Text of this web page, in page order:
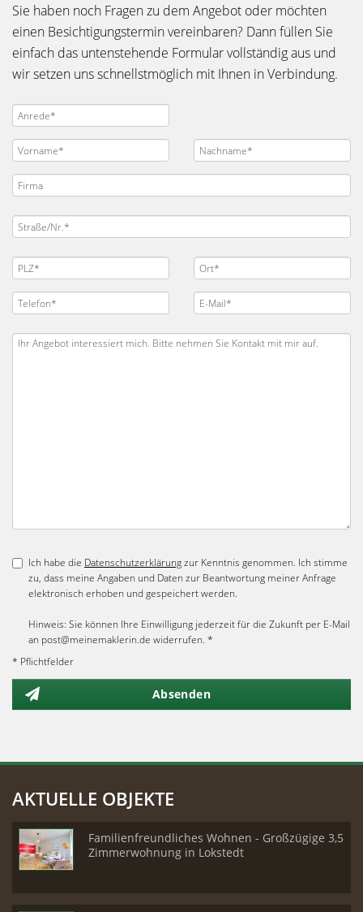
Sie haben noch Fragen zu dem Angebot oder möchten
einen Besichtigungstermin vereinbaren? Dann füllen Sie
einfach das untenstehende Formular vollständig aus und
wir setzen uns schnellstmöglich mit Ihnen in Verbindung.
Ich habe die Datenschutzerklärungzur Kenntnis genommen. Ich stimme
zu, dass meine Angaben und Daten zur Beantwortung meiner Anfrage
elektronisch erhoben und gespeichert werden.
Hinweis: Sie können Ihre Einwilligung jederzeit für die Zukunft per E-Mail
an post@meinemaklerin.de widerrufen. *
* Pflichtfelder
Absenden
AKTUELLE OBJEKTE
Familienfreundliches Wohnen - Großzügige 3,5
Zimmerwohnung in Lokstedt